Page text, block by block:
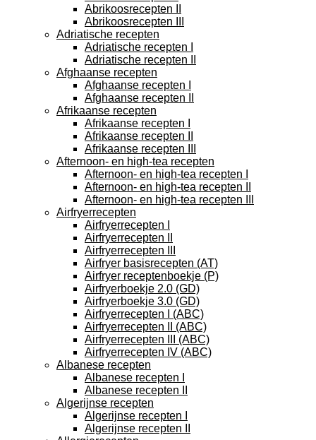
Abrikoosrecepten II
Abrikoosrecepten III
Adriatische recepten
Adriatische recepten I
Adriatische recepten II
Afghaanse recepten
Afghaanse recepten I
Afghaanse recepten II
Afrikaanse recepten
Afrikaanse recepten I
Afrikaanse recepten II
Afrikaanse recepten III
Afternoon- en high-tea recepten
Afternoon- en high-tea recepten I
Afternoon- en high-tea recepten II
Afternoon- en high-tea recepten III
Airfryerrecepten
Airfryerrecepten I
Airfryerrecepten II
Airfryerrecepten III
Airfryer basisrecepten (AT)
Airfryer receptenboekje (P)
Airfryerboekje 2.0 (GD)
Airfryerboekje 3.0 (GD)
Airfryerrecepten I (ABC)
Airfryerrecepten II (ABC)
Airfryerrecepten III (ABC)
Airfryerrecepten IV (ABC)
Albanese recepten
Albanese recepten I
Albanese recepten II
Algerijnse recepten
Algerijnse recepten I
Algerijnse recepten II